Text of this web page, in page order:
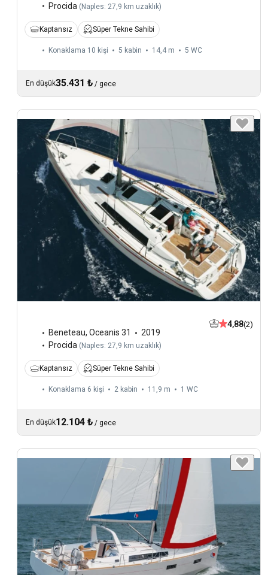
Procida (Naples: 27,9 km uzaklık)
Kaptansız Süper Tekne Sahibi
Konaklama 10 kişi 5 kabin 14,4 m 5 WC
En düşük35.431 ₺ / gece
Beneteau, Oceanis 31
2019
Procida ( Naples: 27,9 km uzaklık)
4,88(2)
Kaptansız Süper Tekne Sahibi
Konaklama 6 kişi 2 kabin 11,9 m 1 WC
En düşük12.104 ₺ / gece